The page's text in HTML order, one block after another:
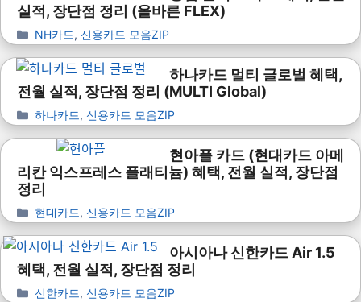
실적, 장단점 정리 (올바른 FLEX)
NH카드, 신용카드 모음ZIP
하나카드 멀티 글로벌 혜택,
전월 실적, 장단점 정리 (MULTI Global)
하나카드, 신용카드 모음ZIP
현아플 카드 (현대카드 아메
리칸 익스프레스 플래티늄) 혜택, 전월 실적, 장단점
정리
현대카드, 신용카드 모음ZIP
아시아나 신한카드 Air 1.5
혜택, 전월 실적, 장단점 정리
신한카드, 신용카드 모음ZIP